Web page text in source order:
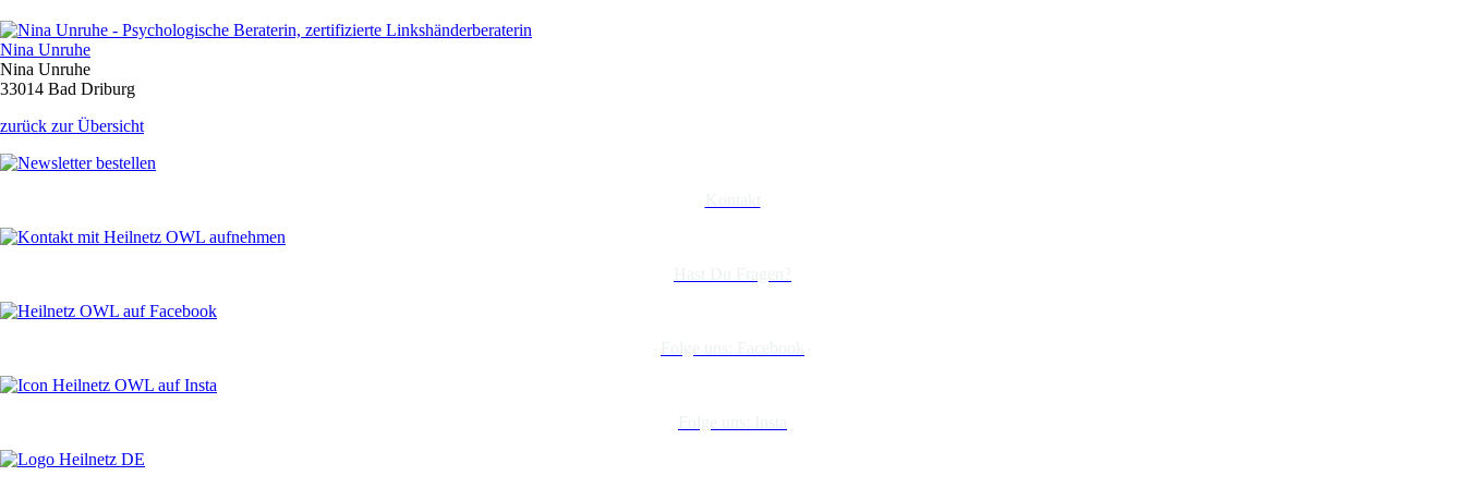
Nina Unruhe
Nina Unruhe
33014 Bad Driburg
zurück zur Übersicht